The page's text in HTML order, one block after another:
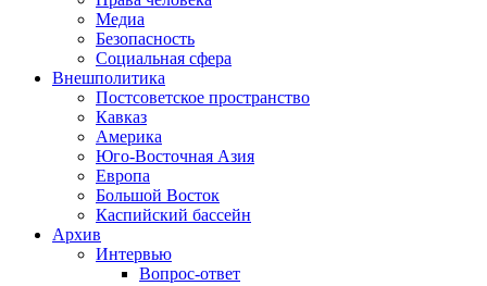
Медиа
Безопасность
Социальная сфера
Внешполитика
Постсоветское пространство
Кавказ
Америка
Юго-Восточная Азия
Европа
Большой Восток
Каспийский бассейн
Архив
Интервью
Вопрос-ответ